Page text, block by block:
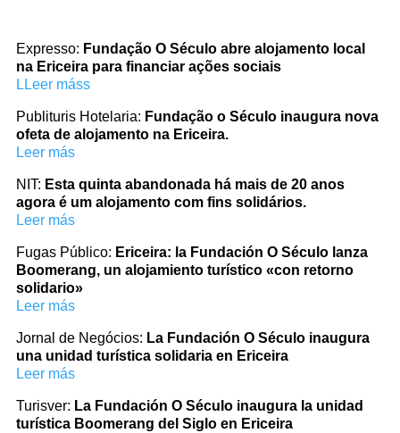
Expresso: Fundação O Século abre alojamento local
na Ericeira para financiar ações sociais
LLeer máss
Publituris Hotelaria: Fundação o Século inaugura nova
ofeta de alojamento na Ericeira.
Leer más
NIT: Esta quinta abandonada há mais de 20 anos
agora é um alojamento com fins solidários.
Leer más
Fugas Público: Ericeira: la Fundación O Século lanza
Boomerang, un alojamiento turístico «con retorno
solidario»
Leer más
Jornal de Negócios: La Fundación O Século inaugura
una unidad turística solidaria en Ericeira
Leer más
Turisver: La Fundación O Século inaugura la unidad
turística Boomerang del Siglo en Ericeira